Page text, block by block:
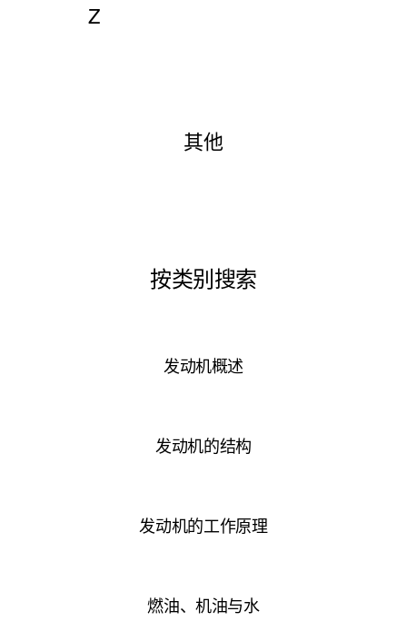
Z
其他
按类别搜索
发动机概述
发动机的结构
发动机的工作原理
燃油、机油与水